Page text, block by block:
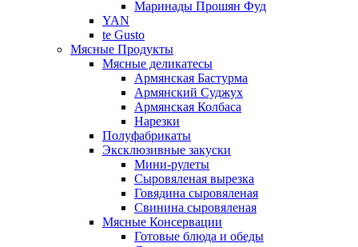
Маринады Прошян Фуд
YAN
te Gusto
Мясные Продукты
Мясные деликатесы
Армянская Бастурма
Армянский Суджух
Армянская Колбаса
Нарезки
Полуфабрикаты
Эксклюзивные закуски
Мини-рулеты
Сыровяленая вырезка
Говядина сыровяленая
Свинина сыровяленая
Мясные Консервации
Готовые блюда и обеды